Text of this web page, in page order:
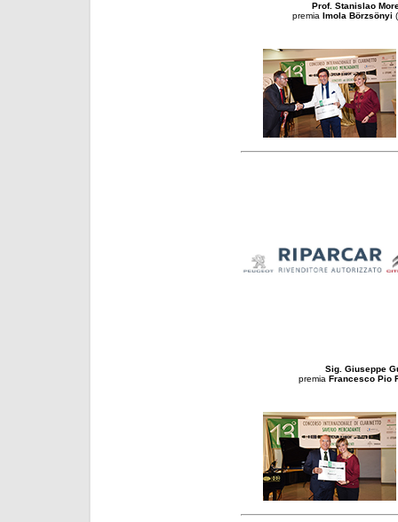
Prof. Stanislao
premia Imola Börzsönyi
Sig. Giuseppe
premia Francesco Pio